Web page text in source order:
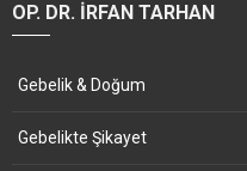
OP. DR. İRFAN TARHAN
Gebelik & Doğum
Gebelikte Şikayet